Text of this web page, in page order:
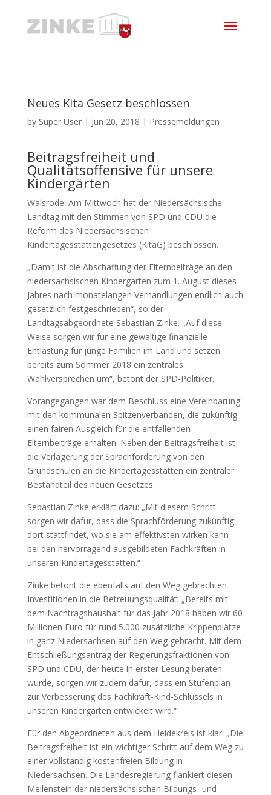
Neues Kita Gesetz beschlossen
by Super User| Jun 20, 2018 | Pressemeldungen
Beitragsfreiheit und
Qualitätsoffensive für unsere
Kindergärten
Walsrode: Am Mittwoch hat der Niedersächsische
Landtag mit den Stimmen von SPD und CDU die
Reform des Niedersächsischen
Kindertagesstättengesetzes (KitaG) beschlossen.
„Damit ist die Abschaffung der Elternbeiträge an den
niedersächsischen Kindergärten zum 1. August dieses
Jahres nach monatelangen Verhandlungen endlich auch
gesetzlich festgeschrieben“, so der
Landtagsabgeordnete Sebastian Zinke. „Auf diese
Weise sorgen wir für eine gewaltige finanzielle
Entlastung für junge Familien im Land und setzen
bereits zum Sommer 2018 ein zentrales
Wahlversprechen um“, betont der SPD-Politiker.
Vorangegangen war dem Beschluss eine Vereinbarung
mit den kommunalen Spitzenverbänden, die zukünftig
einen fairen Ausgleich für die entfallenden
Elternbeiträge erhalten. Neben der Beitragsfreiheit ist
die Verlagerung der Sprachförderung von den
Grundschulen an die Kindertagesstätten ein zentraler
Bestandteil des neuen Gesetzes.
Sebastian Zinke erklärt dazu: „Mit diesem Schritt
sorgen wir dafür, dass die Sprachförderung zukünftig
dort stattfindet, wo sie am effektivsten wirken kann –
bei den hervorragend ausgebildeten Fachkräften in
unseren Kindertagesstätten.“
Zinke betont die ebenfalls auf den Weg gebrachten
Investitionen in die Betreuungsqualität: „Bereits mit
dem Nachtragshaushalt für das Jahr 2018 haben wir 60
Millionen Euro für rund 5.000 zusätzliche Krippenplätze
in ganz Niedersachsen auf den Weg gebracht. Mit dem
Entschließungsantrag der Regierungsfraktionen von
SPD und CDU, der heute in erster Lesung beraten
wurde, sorgen wir zudem dafür, dass ein Stufenplan
zur Verbesserung des Fachkraft-Kind-Schlüssels in
unseren Kindergärten entwickelt wird.“
Für den Abgeordneten aus dem Heidekreis ist klar: „Die
Beitragsfreiheit ist ein wichtiger Schritt auf dem Weg zu
einer vollständig kostenfreien Bildung in
Niedersachsen. Die Landesregierung flankiert diesen
Meilenstein der niedersächsischen Bildungs- und